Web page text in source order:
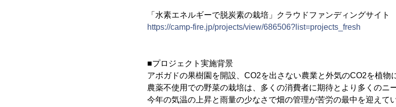
「水素エネルギーで脱炭素の栽培」クラウドファンディングサイト
https://camp-fire.jp/projects/view/686506?list=projects_fresh
■プロジェクト実施背景
アボガドの果樹園を開設、CO2を出さない農業と外気のCO2を植物
農薬不使用での野菜の栽培は、多くの消費者に期待とより多くのニ
今年の気温の上昇と雨量の少なさで畑の管理が苦労の最中を迎えて